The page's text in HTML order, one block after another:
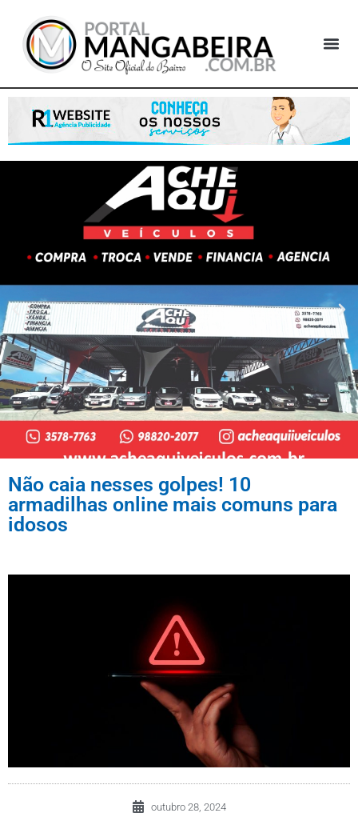
Não caia nesses golpes! 10
armadilhas online mais comuns para
idosos
outubro 28, 2024